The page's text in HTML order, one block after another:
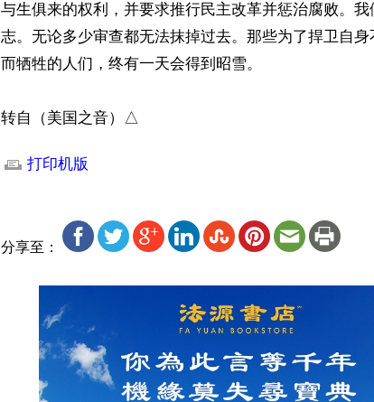
与生俱来的权利，并要求推行民主改革并惩治腐败。
志。无论多少审查都无法抹掉过去。那些为了捍卫自
而牺牲的人们，终有一天会得到昭雪。
转自（美国之音）△
打印机版
分享至：